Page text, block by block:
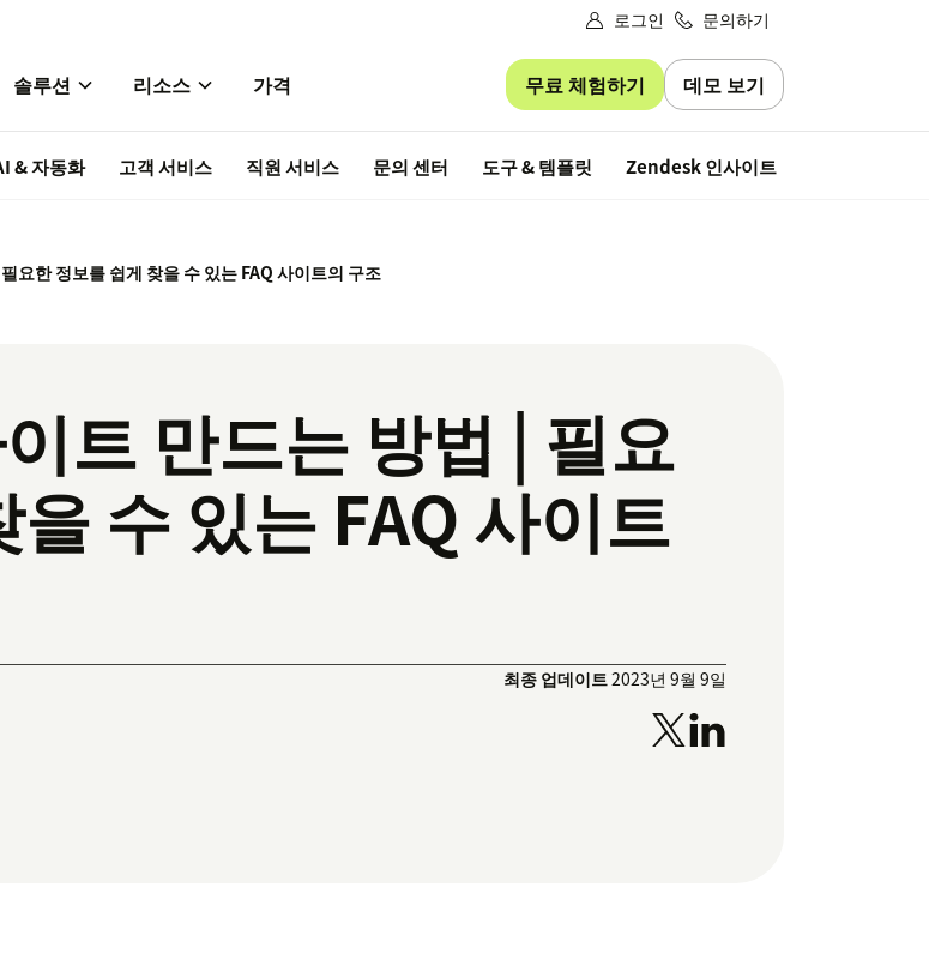
로그인 문의하기
솔루션 리소스 가격 무료 체험하기 데모 보기
& 자동화 고객 서비스 직원 서비스 문의 센터 도구 & 템플릿 Zendesk 인사이트
요한 정보를 쉽게 찾을 수 있는 FAQ 사이트의 구조
트 만드는 방법 | 필요
수 있는 FAQ 사이트
최종 업데이트2023년 9월 9일